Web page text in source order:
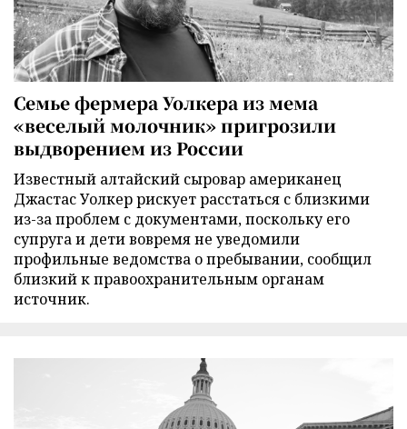
Семье фермера Уолкера из мема
«веселый молочник» пригрозили
выдворением из России
Известный алтайский сыровар американец
Джастас Уолкер рискует расстаться с близкими
из-за проблем с документами, поскольку его
супруга и дети вовремя не уведомили
профильные ведомства о пребывании, сообщил
близкий к правоохранительным органам
источник.